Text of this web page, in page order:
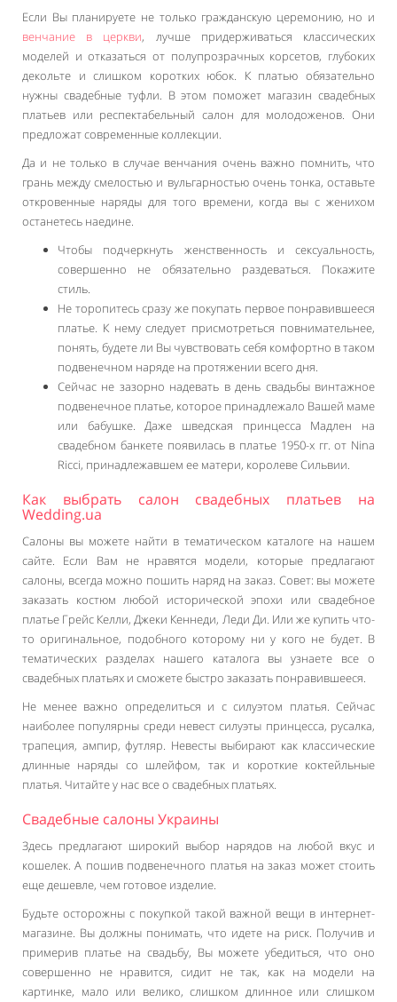
Если Вы планируете не только гражданскую церемонию, но и
венчание в церкви, лучше придерживаться классических
моделей и отказаться от полупрозрачных корсетов, глубоких
декольте и слишком коротких юбок. К платью обязательно
нужны свадебные туфли. В этом поможет магазин свадебных
платьев или респектабельный салон для молодоженов. Они
предложат современные коллекции.
Да и не только в случае венчания очень важно помнить, что
грань между смелостью и вульгарностью очень тонка, оставьте
откровенные наряды для того времени, когда вы с женихом
останетесь наедине.
Чтобы подчеркнуть женственность и сексуальность,
совершенно не обязательно раздеваться. Покажите
стиль.
Не торопитесь сразу же покупать первое понравившееся
платье. К нему следует присмотреться повнимательнее,
понять, будете ли Вы чувствовать себя комфортно в таком
подвенечном наряде на протяжении всего дня.
Сейчас не зазорно надевать в день свадьбы винтажное
подвенечное платье, которое принадлежало Вашей маме
или бабушке. Даже шведская принцесса Мадлен на
свадебном банкете появилась в платье 1950-х гг. от Nina
Ricci, принадлежавшем ее матери, королеве Сильвии.
Как выбрать салон свадебных платьев на
Wedding.ua
Салоны вы можете найти в тематическом каталоге на нашем
сайте. Если Вам не нравятся модели, которые предлагают
салоны, всегда можно пошить наряд на заказ. Совет: вы можете
заказать костюм любой исторической эпохи или свадебное
платье Грейс Келли, Джеки Кеннеди, Леди Ди. Или же купить что-
то оригинальное, подобного которому ни у кого не будет. В
тематических разделах нашего каталога вы узнаете все о
свадебных платьях и сможете быстро заказать понравившееся.
Не менее важно определиться и с силуэтом платья. Сейчас
наиболее популярны среди невест силуэты принцесса, русалка,
трапеция, ампир, футляр. Невесты выбирают как классические
длинные наряды со шлейфом, так и короткие коктейльные
платья. Читайте у нас все о свадебных платьях.
Свадебные салоны Украины
Здесь предлагают широкий выбор нарядов на любой вкус и
кошелек. А пошив подвенечного платья на заказ может стоить
еще дешевле, чем готовое изделие.
Будьте осторожны с покупкой такой важной вещи в интернет-
магазине. Вы должны понимать, что идете на риск. Получив и
примерив платье на свадьбу, Вы можете убедиться, что оно
совершенно не нравится, сидит не так, как на модели на
картинке, мало или велико, слишком длинное или слишком